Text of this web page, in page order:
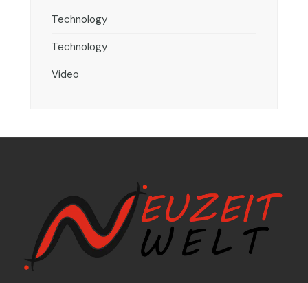
Technology
Technology
Video